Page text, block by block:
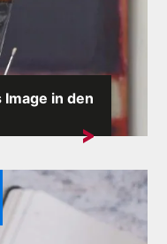
in den
von